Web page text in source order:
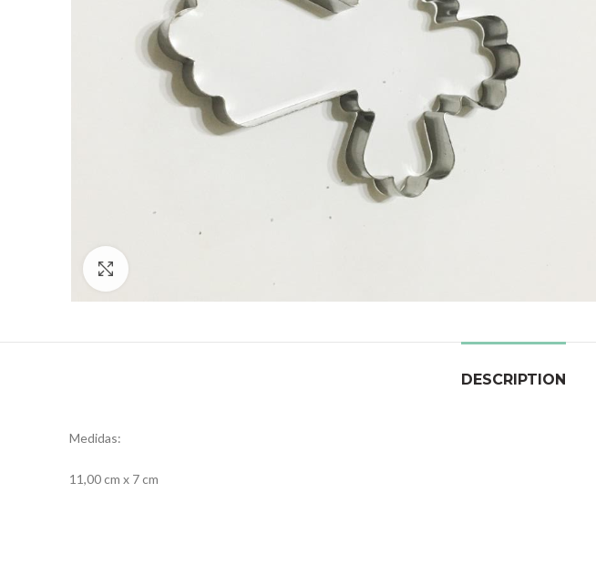
DESCRIPTION
Medidas:
11,00 cm x 7 cm